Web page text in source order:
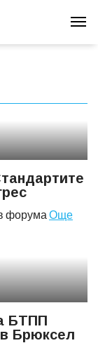
форума Още
БТПП
Брюксел